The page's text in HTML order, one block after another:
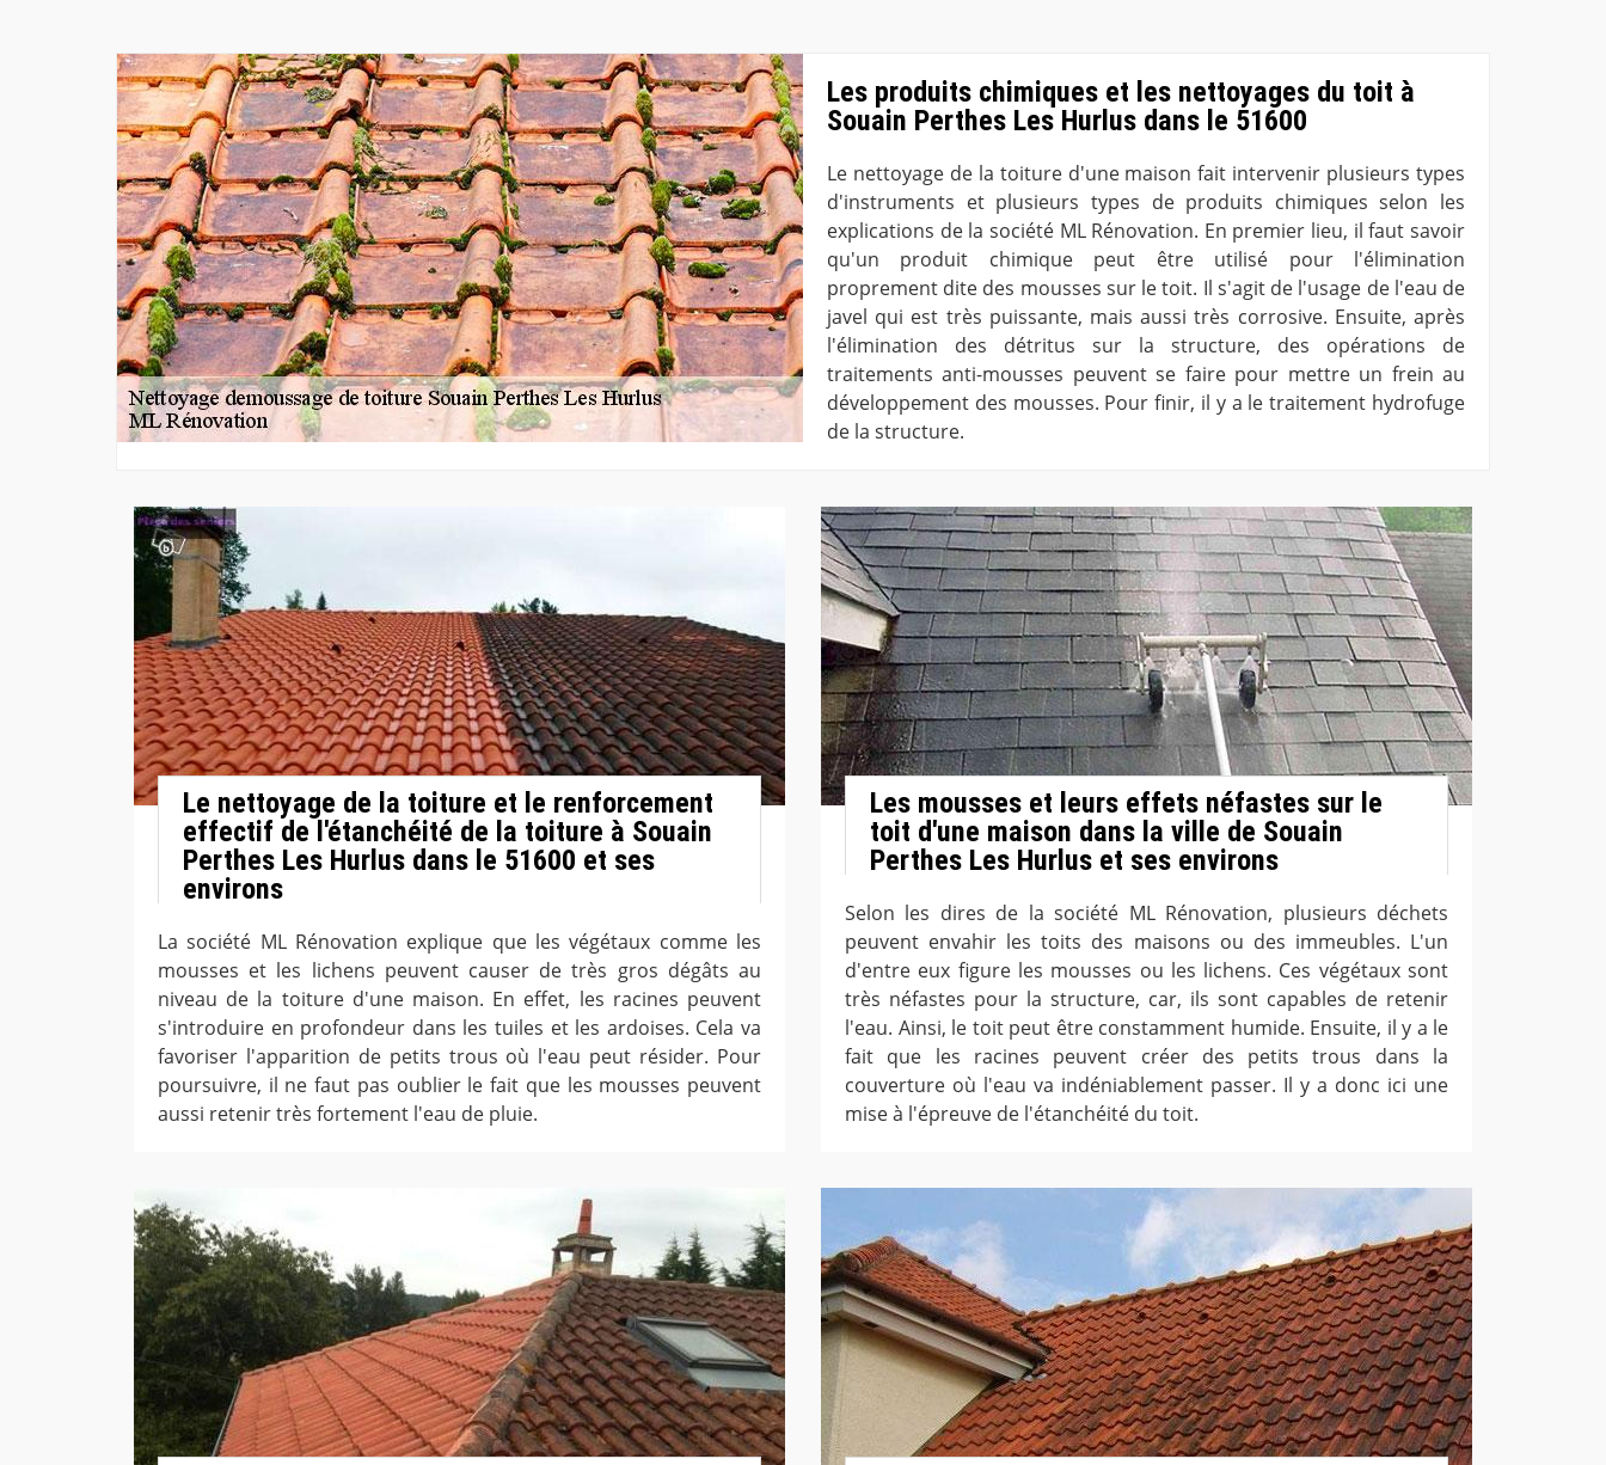
Les produits chimiques et les nettoyages du toit à
Souain Perthes Les Hurlus dans le 51600
Le nettoyage de la toiture d'une maison fait intervenir plusieurs types
d'instruments et plusieurs types de produits chimiques selon les
explications de la société ML Rénovation. En premier lieu, il faut savoir
qu'un produit chimique peut être utilisé pour l'élimination
proprement dite des mousses sur le toit. Il s'agit de l'usage de l'eau de
javel qui est très puissante, mais aussi très corrosive. Ensuite, après
l'élimination des détritus sur la structure, des opérations de
traitements anti-mousses peuvent se faire pour mettre un frein au
développement des mousses. Pour finir, il y a le traitement hydrofuge
de la structure.
Le nettoyage de la toiture et le renforcement
effectif de l'étanchéité de la toiture à Souain
Perthes Les Hurlus dans le 51600 et ses
environs
La société ML Rénovation explique que les végétaux comme les
mousses et les lichens peuvent causer de très gros dégâts au
niveau de la toiture d'une maison. En effet, les racines peuvent
s'introduire en profondeur dans les tuiles et les ardoises. Cela va
favoriser l'apparition de petits trous où l'eau peut résider. Pour
poursuivre, il ne faut pas oublier le fait que les mousses peuvent
aussi retenir très fortement l'eau de pluie.
Les mousses et leurs effets néfastes sur le
toit d'une maison dans la ville de Souain
Perthes Les Hurlus et ses environs
Selon les dires de la société ML Rénovation, plusieurs déchets
peuvent envahir les toits des maisons ou des immeubles. L'un
d'entre eux figure les mousses ou les lichens. Ces végétaux sont
très néfastes pour la structure, car, ils sont capables de retenir
l'eau. Ainsi, le toit peut être constamment humide. Ensuite, il y a le
fait que les racines peuvent créer des petits trous dans la
couverture où l'eau va indéniablement passer. Il y a donc ici une
mise à l'épreuve de l'étanchéité du toit.